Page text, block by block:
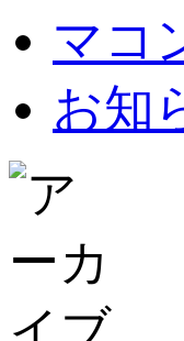
マコ
お知